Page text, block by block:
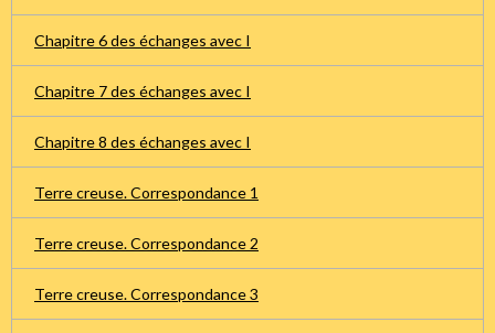
Chapitre 6 des échanges avec I
Chapitre 7 des échanges avec I
Chapitre 8 des échanges avec I
Terre creuse. Correspondance 1
Terre creuse. Correspondance 2
Terre creuse. Correspondance 3